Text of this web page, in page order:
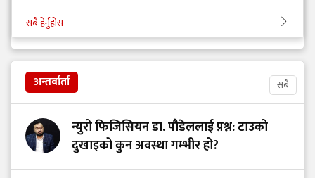
सबै हेर्नुहोस
अन्तर्वार्ता सबै
न्युरो फिजिसियन डा. पौडेललाई प्रश्न: टाउको
दुखाइको कुन अवस्था गम्भीर हो?